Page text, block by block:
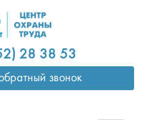
28 38 53
звонок